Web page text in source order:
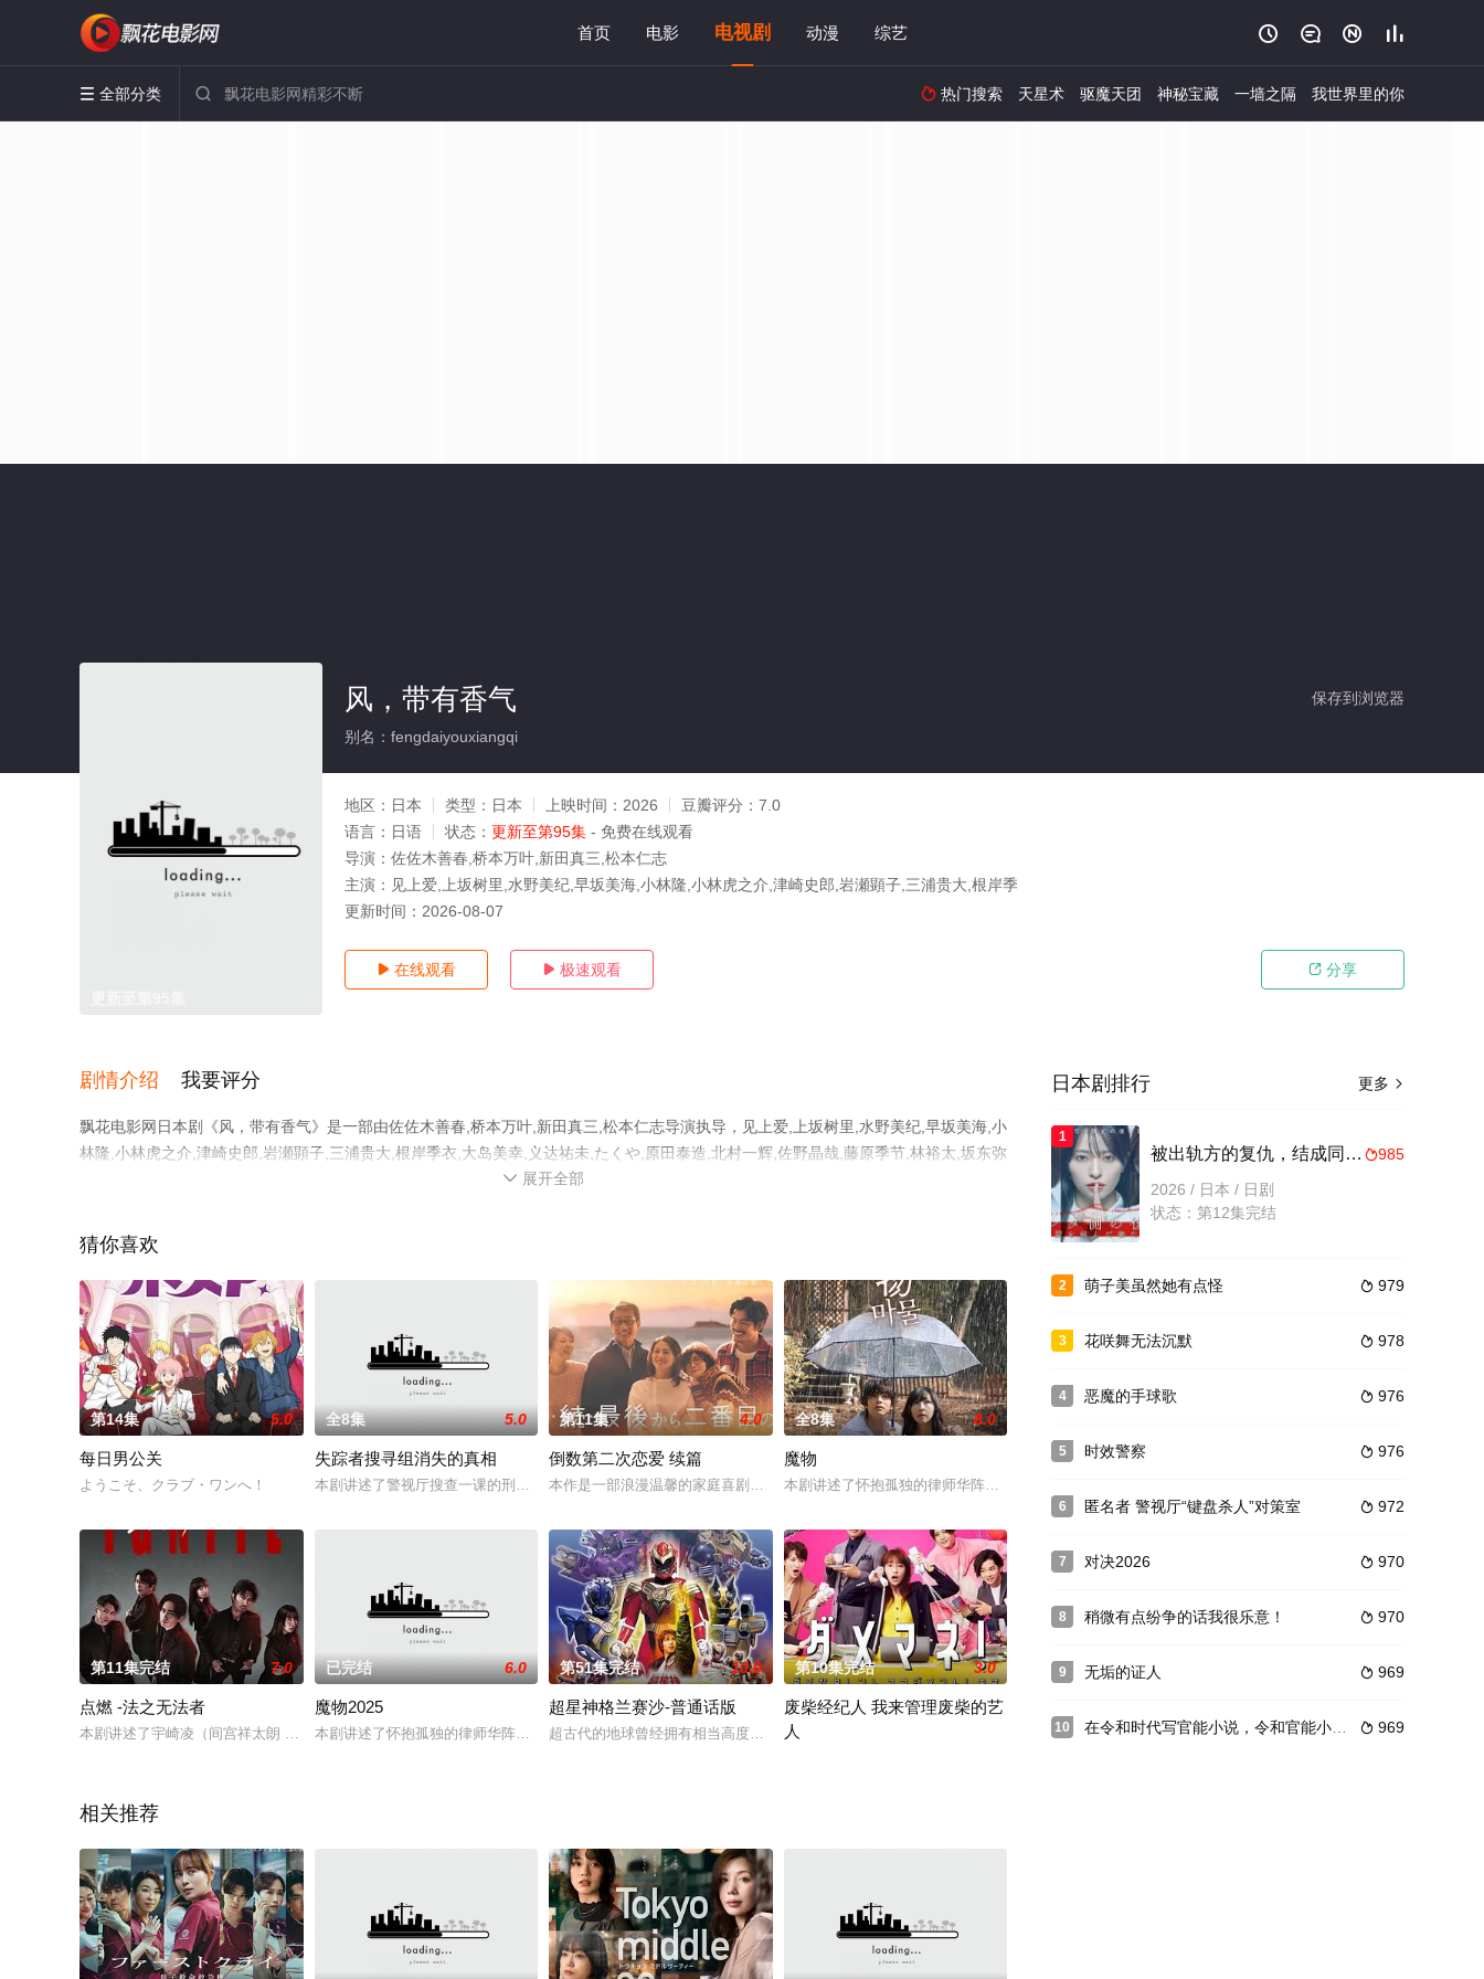
首页 电影 电视剧 动漫 综艺    
 全部分类   热门搜索 天星术 驱魔天团 神秘宝藏 一墙之隔 我世界里的你
保存到浏览器
风，带有香气
别名：fengdaiyouxiangqi
地区： 日本 类型： 日本 上映时间： 2026 豆瓣评分： 7.0
语言： 日语 状态： 更新至第95集 - 免费在线观看
导演： 佐佐木善春,桥本万叶,新田真三,松本仁志
主演： 见上爱,上坂树里,水野美纪,早坂美海,小林隆,小林虎之介,津崎史郎,岩瀬顕子,三浦贵大,根岸季
更新时间： 2026-08-07
 在线观看  极速观看  分享
剧情介绍 我要评分
飘花电影网日本剧《风，带有香气》是一部由佐佐木善春,桥本万叶,新田真三,松本仁志导演执导，见上爱,上坂树里,水野美纪,早坂美海,小
林隆,小林虎之介,津崎史郎,岩瀬顕子,三浦贵大,根岸季衣,大岛美幸,义达祐未,たくや,原田泰造,北村一辉,佐野晶哉,藤原季节,林裕太,坂东弥
十郎,内田慈,小倉史也,片冈鹤太郎,松金米子,广冈由等演员精彩演绎的日本电视剧，手机免费观看高清未删减完整版电视剧全集就上飘花
 展开全部
猜你喜欢
第14集 5.0
每日男公关
ようこそ、クラブ・ワンへ！
全8集 5.0
失踪者搜寻组消失的真相
本剧讲述了警视厅搜查一课的刑警城崎达彦（町田启太 饰）和他的搭档笹冢晋平（小泉孝太郎 饰）一起，作为检举率No.1的搭档而活跃着。但是有一天
第11集 4.0
倒数第二次恋爱 续篇
本作是一部浪漫温馨的家庭喜剧，故事发生在古都镰仓，讲述了电视台制片人吉野千明（小泉今日子 饰）与镰仓市政府公务员长仓和平（中井贵一
全8集 8.0
魔物
本剧讲述了怀抱孤独的律师华阵绫芽（麻生久美子 饰）一直独立生活，从不依赖任何人，对那些将“软弱”当作
第11集完结 7.0
点燃 -法之无法者
本剧讲述了宇崎凌（间宫祥太朗 饰）是个不计后果却充满正义感的新晋律师。父亲在5年前因事故去世后，宇崎辞去上班族的工作，立志成为律师。好不容易
已完结 6.0
魔物2025
本剧讲述了怀抱孤独的律师华阵绫芽（麻生久美子 饰）一直独立生活，从不依赖任何人，对那些将“软弱”当作武器的女性抱有某种轻蔑之情。然而此时一个
第51集完结 10.0
超星神格兰赛沙-普通话版
超古代的地球曾经拥有相当高度的文明，但宇宙联盟奥可夫·马纳夫担心人类文明会破坏宇宙的和平，所以出动大军将人类文明彻底消灭。
第10集完结 3.0
废柴经纪人 我来管理废柴的艺
人
相关推荐
更多 
日本剧排行
1
985
被出轨方的复仇，结成同盟的妻子们
2026 / 日本 / 日剧
状态：第12集完结
2  979
萌子美虽然她有点怪
3  978
花咲舞无法沉默
4  976
恶魔的手球歌
5  976
时效警察
6  972
匿名者 警视厅“键盘杀人”对策室
7  970
对决2026
8  970
稍微有点纷争的话我很乐意！
9  969
无垢的证人
10  969
在令和时代写官能小说，令和官能小説作